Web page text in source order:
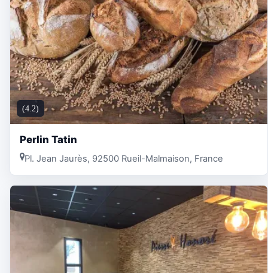
(4.2)
Perlin Tatin
Pl. Jean Jaurès, 92500 Rueil-Malmaison, France